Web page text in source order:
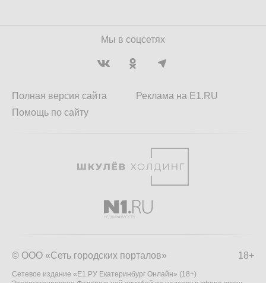
Мы в соцсетях
Полная версия сайта
Помощь по сайту
Реклама на E1.RU
18+
© ООО «Сеть городских порталов»
Сетевое издание «Е1.РУ Екатеринбург Онлайн» (18+)